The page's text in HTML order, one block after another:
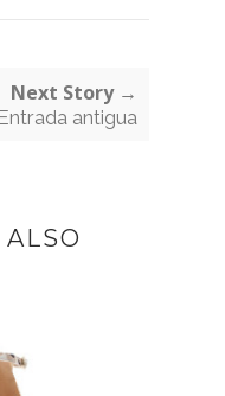
Next Story →
Entrada antigua